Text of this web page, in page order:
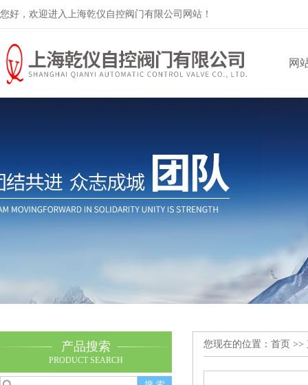
您好，欢迎进入上海乾仪自控阀门有限公司网站！
网
产品搜索
PRODUCT SEARCH
您现在的位置： 首页 >>